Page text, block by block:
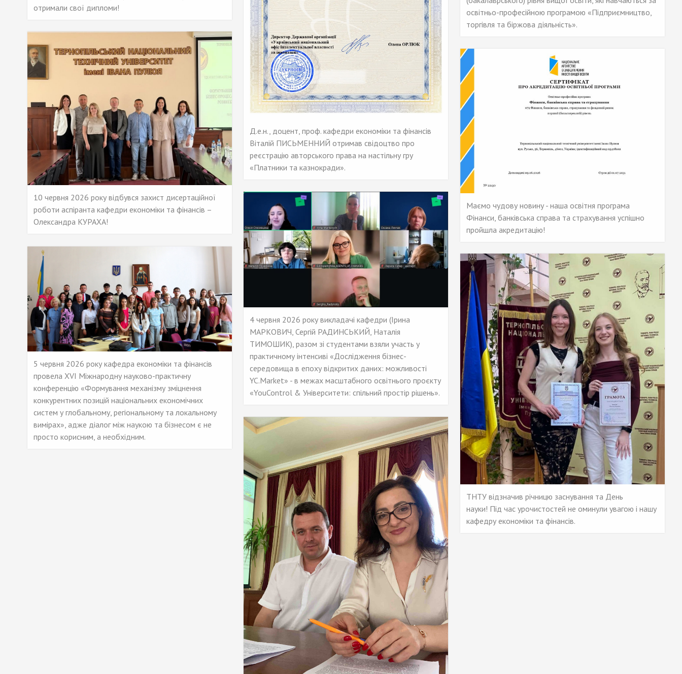
отримали свої дипломи!
Д.е.н., доцент, проф. кафедри економіки та фінансів
Віталій ПИСЬМЕННИЙ отримав свідоцтво про
реєстрацію авторського права на настільну гру
«Платники та казнокради».
освітньо-професійною програмою «Підприємництво,
торгівля та біржова діяльність».
10 червня 2026 року відбувся захист дисертаційної
роботи аспіранта кафедри економіки та фінансів –
Олександра КУРАХА!
Маємо чудову новину - наша освітня програма
Фінанси, банківська справа та страхування успішно
пройшла акредитацію!
4 червня 2026 року викладачі кафедри (Ірина
МАРКОВИЧ, Сергій РАДИНСЬКИЙ, Наталія
ТИМОШИК), разом зі студентами взяли участь у
практичному інтенсиві «Дослідження бізнес-
середовища в епоху відкритих даних: можливості
YC.Market» - в межах масштабного освітнього проєкту
«YouControl & Університети: спільний простір рішень».
5 червня 2026 року кафедра економіки та фінансів
провела XVI Міжнародну науково-практичну
конференцію «Формування механізму зміцнення
конкурентних позицій національних економічних
систем у глобальному, регіональному та локальному
вимірах», адже діалог між наукою та бізнесом є не
просто корисним, а необхідним.
ТНТУ відзначив річницю заснування та День
науки! Під час урочистостей не оминули увагою і нашу
кафедру економіки та фінансів.